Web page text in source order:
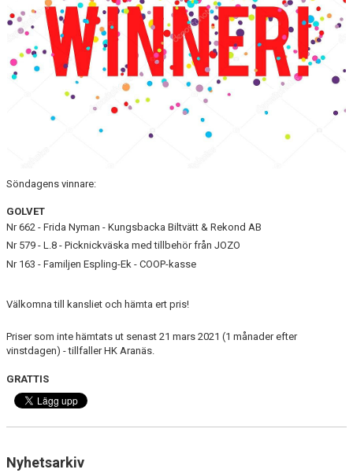
Söndagens vinnare:
GOLVET
Nr 662 - Frida Nyman - Kungsbacka Biltvätt & Rekond AB
Nr 579 - L.8 - Picknickväska med tillbehör från JOZO
Nr 163 - Familjen Espling-Ek - COOP-kasse
Välkomna till kansliet och hämta ert pris!
Priser som inte hämtats ut senast 21 mars 2021 (1 månader efter
vinstdagen) - tillfaller HK Aranäs.
GRATTIS
Nyhetsarkiv